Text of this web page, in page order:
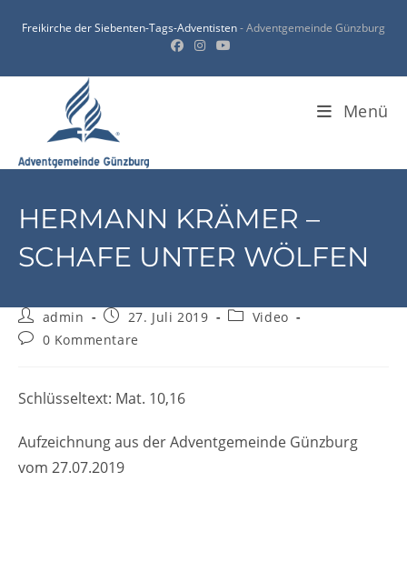
InhaltFreikirche der Siebenten-Tags-Adventisten- Adventgemeinde Günzburg
Menü
HERMANN KRÄMER –
SCHAFE UNTER WÖLFEN
Beitrags-
Autor:
admin
Beitrag
veröffentlicht:
27. Juli 2019
Beitrags-
Video
Beitrags-
0 Kommentare
Schlüsseltext: Mat. 10,16
Aufzeichnung aus der Adventgemeinde Günzburg
vom 27.07.2019